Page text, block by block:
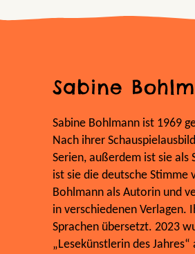
Sabine
Sabine Bohlmann ist 1969
Nach ihrer
Serien, außerdem ist sie
ist sie die deutsche Stimme
Bohlmann als Autorin und
in verschiedenen Verlagen.
Sprachen übersetzt. 2023
„Lesekünstlerin des